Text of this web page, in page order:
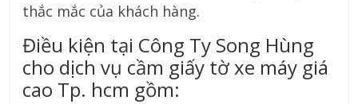
thắc mắc của khách hàng.
Điều kiện tại Công Ty Song Hùng
cho dịch vụ cầm giấy tờ xe máy giá
cao Tp. hcm gồm: